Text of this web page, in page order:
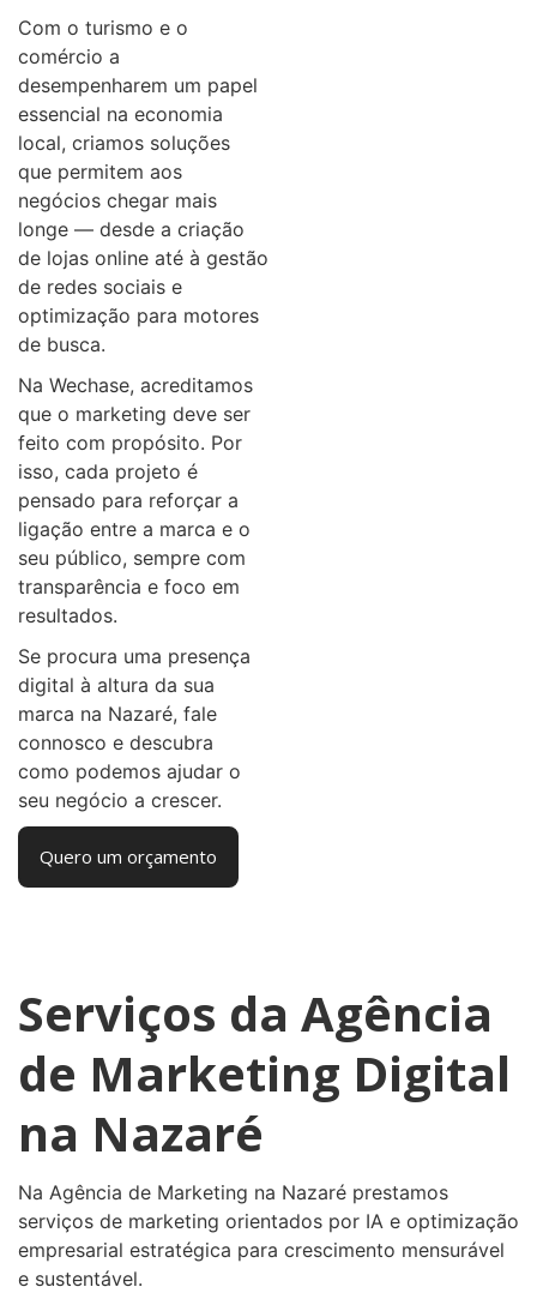
Com o turismo e o
comércio a
desempenharem um papel
essencial na economia
local, criamos soluções
que permitem aos
negócios chegar mais
longe — desde a criação
de lojas online até à gestão
de redes sociais e
optimização para motores
de busca.
Na Wechase, acreditamos
que o marketing deve ser
feito com propósito. Por
isso, cada projeto é
pensado para reforçar a
ligação entre a marca e o
seu público, sempre com
transparência e foco em
resultados.
Se procura uma presença
digital à altura da sua
marca na Nazaré, fale
connosco e descubra
como podemos ajudar o
seu negócio a crescer.
Quero um orçamento
Serviços da Agência
de Marketing Digital
na Nazaré
Na Agência de Marketing na Nazaré prestamos
serviços de marketing orientados por IA e optimização
empresarial estratégica para crescimento mensurável
e sustentável.